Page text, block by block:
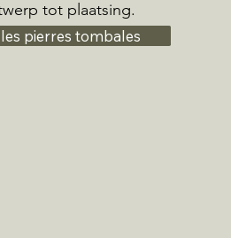
tot plaatsing.
pierres tombales